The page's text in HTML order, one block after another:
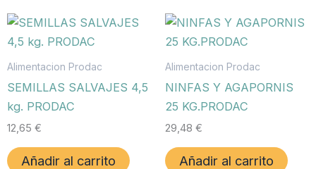
Alimentacion Prodac
SEMILLAS SALVAJES 4,5
kg. PRODAC
12,65 €
Añadir al carrito
Alimentacion Prodac
NINFAS Y AGAPORNIS
25 KG.PRODAC
29,48 €
Añadir al carrito